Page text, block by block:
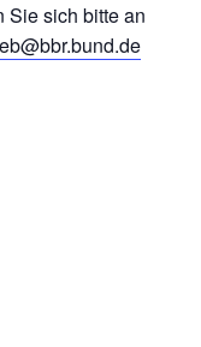
Sie sich bitte an